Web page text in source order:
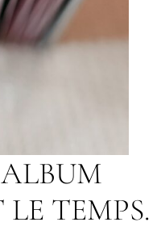
TEMPS.